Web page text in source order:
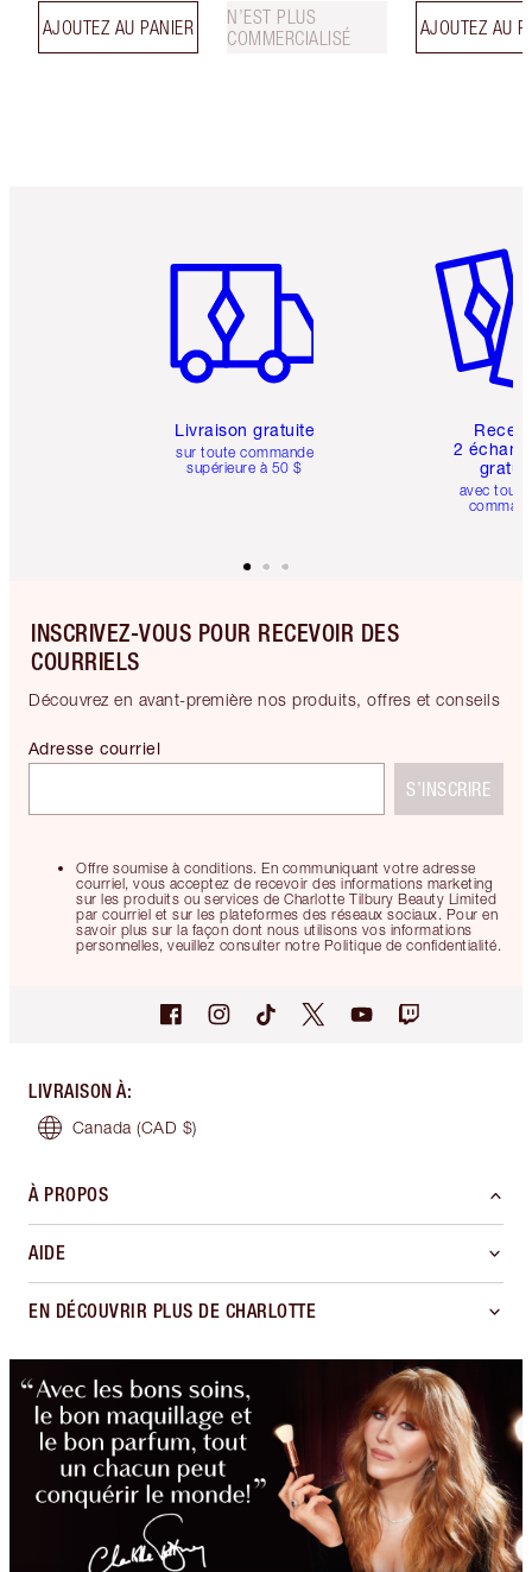
AJOUTEZ AU PANIER
N’EST PLUS
COMMERCIALISÉ
AJOUTEZ AU
Livraison gratuite
sur toute commande
supérieure à 50 $
2
avec
INSCRIVEZ-VOUS POUR RECEVOIR DES
COURRIELS
Découvrez en avant-première nos produits, offres et conseils
Offre soumise à conditions. En communiquant votre adresse
courriel, vous acceptez de recevoir des informations marketing
sur les produits ou services de Charlotte Tilbury Beauty Limited
par courriel et sur les plateformes des réseaux sociaux. Pour en
savoir plus sur la façon dont nous utilisons vos informations
personnelles, veuillez consulter notre Politique de confidentialité.
Adresse courriel
S’INSCRIRE
LIVRAISON À:
Canada (CAD $)
À PROPOS
AIDE
EN DÉCOUVRIR PLUS DE CHARLOTTE